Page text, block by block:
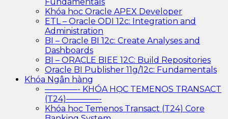
Khóa học Oracle APEX Developer
ETL – Oracle ODI 12c: Integration and
Administration
BI – Oracle BI 12c: Create Analyses and
Dashboards
BI – ORACLE BIEE 12C: Build Repositories
Oracle BI Publisher 11g/12c: Fundamentals
Khóa Ngân hàng
————- KHÓA HỌC TEMENOS TRANSACT
(T24)————-
Khóa học Temenos Transact (T24) Core